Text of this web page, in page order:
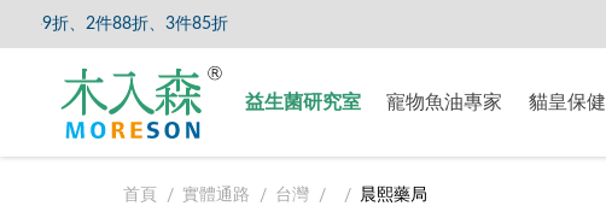
9折、2件88折、3件85折
益生菌研究室 寵物魚油專家 貓皇保健
首頁 實體通路 台灣 晨熙藥局